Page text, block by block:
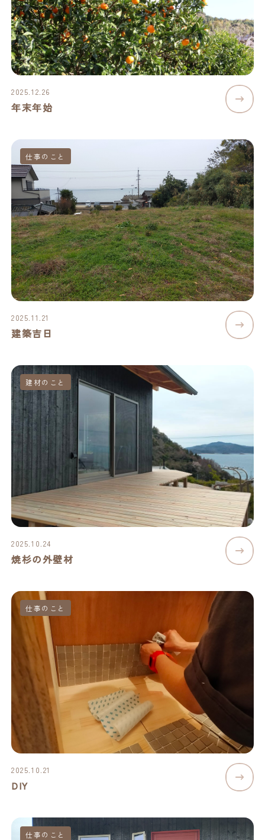
2025.12.26
年末年始
仕事のこと
2025.11.21
建築吉日
建材のこと
2025.10.24
焼杉の外壁材
仕事のこと
2025.10.21
DIY
仕事のこと